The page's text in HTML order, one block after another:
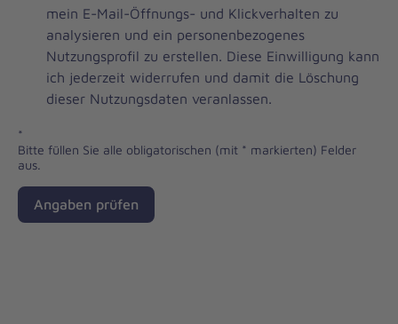
Unfall-
Hilfe-
Newsletter
mein E-Mail-Öffnungs- und Klickverhalten zu
analysieren und ein personenbezogenes
Nutzungsprofil zu erstellen. Diese Einwilligung kann
ich jederzeit widerrufen und damit die Löschung
dieser Nutzungsdaten veranlassen.
*
Bitte füllen Sie alle obligatorischen (mit * markierten) Felder
aus.
Angaben prüfen